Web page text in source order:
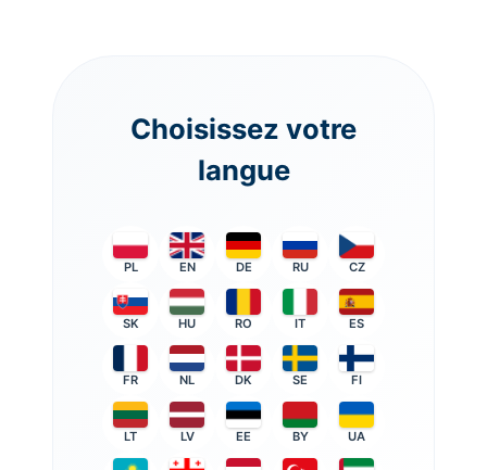
Choisissez votre
langue
PL EN DE RU CZ
SK HU RO IT ES
FR NL DK SE FI
LT LV EE BY UA